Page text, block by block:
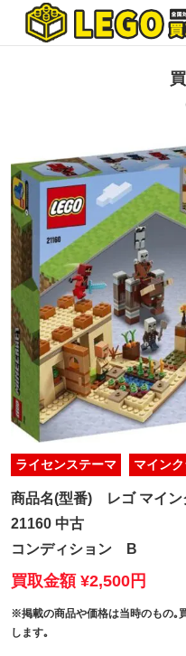
ライセンステーマ マイン
商品名(型番)
レゴ マイ
21160 中古
コンディション
B
買取金額 ¥2,500円
※掲載の商品や価格は当時のもの｡
します｡